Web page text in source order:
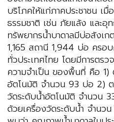
บริโภคให้แก่ภาคประชาชน เ
ธรรมชาติ เช่น ภัยแล้ง และ
ทรัพยากรน้ำบาดาลมีบ่อสังเ
1,165 สถานี 1,944 บ่อ ครอ
ทั่วประเทศไทย โดยมีการตร
ความจำเป็น ของพื้นที่ คือ 1)
อัตโนมัติ จำนวน 93 บ่อ 2)
วัดระดับน้ำอัตโนมัติ จำนวน
ด้วยเครื่องวัดระดับน้ำ จำนว